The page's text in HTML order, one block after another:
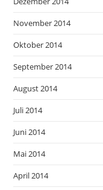
November 2014
Oktober 2014
September 2014
August 2014
Juli 2014
Juni 2014
Mai 2014
April 2014